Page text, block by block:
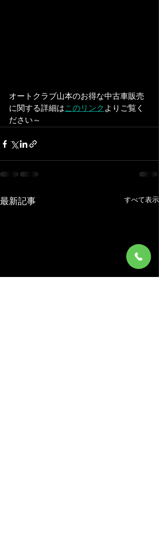
オートクラブ山本のお得な中古車販売
に関する詳細はこのリンクよりご覧く
ださい～
最新記事 すべて表示